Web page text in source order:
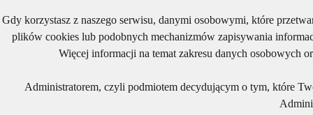
Gdy korzystasz z naszego serwisu, danymi osobowymi, które
plików cookies lub podobnych mechanizmów zapisywania
Więcej informacji na temat zakresu danych osobowych
Administratorem, czyli podmiotem decydującym o tym, które